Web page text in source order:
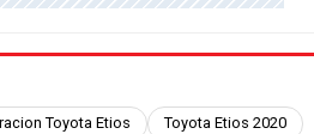
Toyota Etios Toyota Etios 2020